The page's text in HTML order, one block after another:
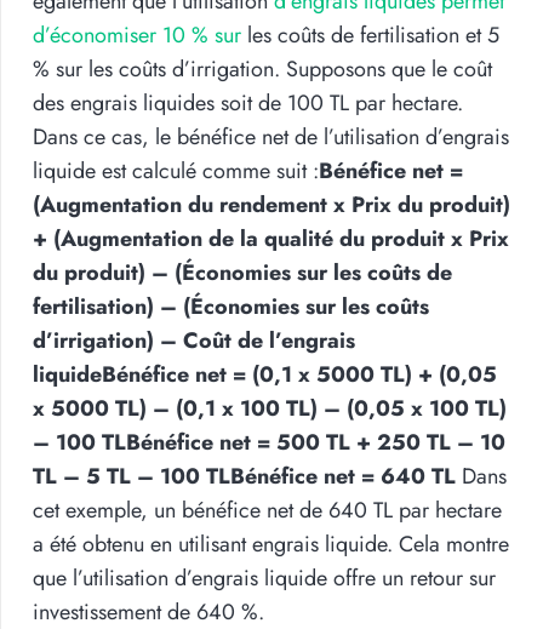
d’économiser 10 % sur les coûts de fertilisation et 5
% sur les coûts d’irrigation. Supposons que le coût
des engrais liquides soit de 100 TL par hectare.
Dans ce cas, le bénéfice net de l’utilisation d’engrais
liquide est calculé comme suit :Bénéfice net =
(Augmentation du rendement x Prix du produit)
+ (Augmentation de la qualité du produit x Prix
du produit) – (Économies sur les coûts de
fertilisation) – (Économies sur les coûts
d’irrigation) – Coût de l’engrais
liquideBénéfice net = (0,1 x 5000 TL) + (0,05
x 5000 TL) – (0,1 x 100 TL) – (0,05 x 100 TL)
– 100 TLBénéfice net = 500 TL + 250 TL – 10
TL – 5 TL – 100 TLBénéfice net = 640 TL Dans
cet exemple, un bénéfice net de 640 TL par hectare
a été obtenu en utilisant engrais liquide. Cela montre
que l’utilisation d’engrais liquide offre un retour sur
investissement de 640 %.